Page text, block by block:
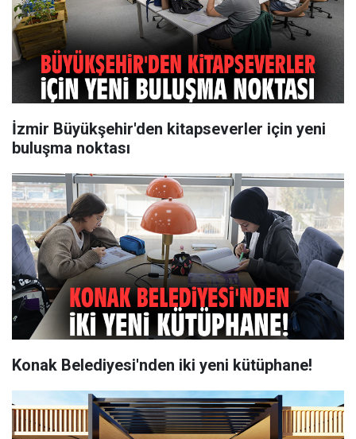
İzmir Büyükşehir'den kitapseverler için yeni
buluşma noktası
Konak Belediyesi'nden iki yeni kütüphane!